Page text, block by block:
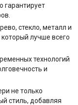
гарантирует
стекло, металл и
лучше всего
технологий
и
не только
стиль, добавляя